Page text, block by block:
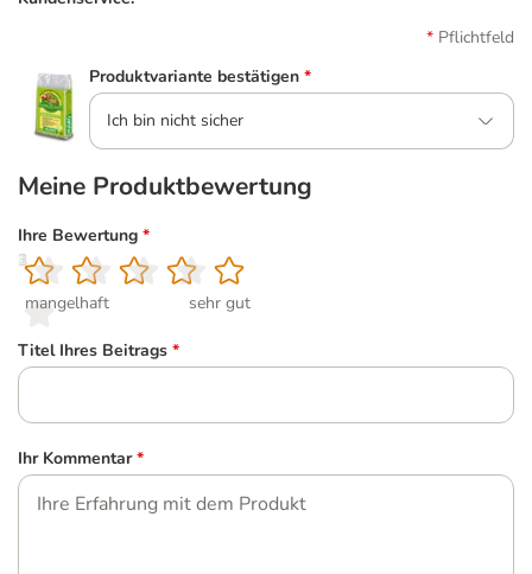
Pflichtfeld
Produktvariante bestätigen *
Ich bin nicht sicher
Meine Produktbewertung
Ihre Bewertung *
1
mangelhaft
2
3
4
5
sehr gut
Titel Ihres Beitrags *
Ihr Kommentar *